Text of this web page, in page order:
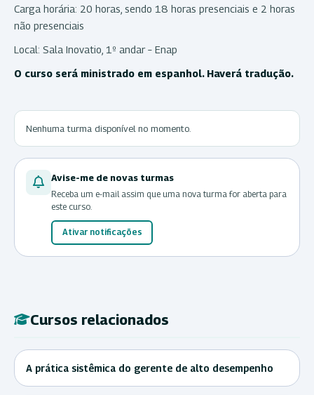
Carga horária: 20 horas, sendo 18 horas presenciais e 2 horas
não presenciais
Local: Sala Inovatio, 1º andar – Enap
O curso será ministrado em espanhol. Haverá tradução.
Nenhuma turma disponível no momento.
Avise-me de novas turmas
Receba um e-mail assim que uma nova turma for aberta para
este curso.
Ativar notificações
Cursos relacionados
A prática sistêmica do gerente de alto desempenho